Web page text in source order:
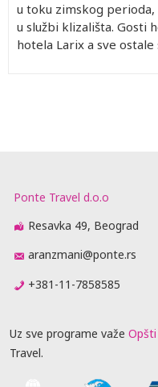
u toku zimskog
u službi klizališta. Gosti
hotela Larix a sve
Ponte Travel d.o.o
Resavka 49, Beograd
aranzmani@ponte.rs
+381-11-7858585
Uz sve programe važe
Travel.